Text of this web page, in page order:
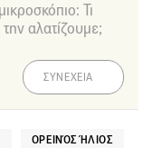
Τι
αλατίζουμε;
ΣΥΝΕΧΕΙΑ
ΟΡΕΙΝΌΣ ΉΛΙΟΣ